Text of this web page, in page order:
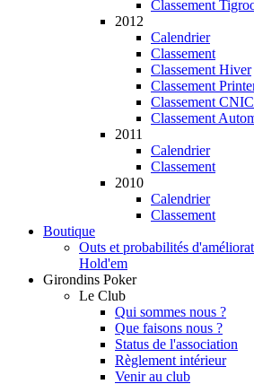
Classement
2012
Calendrier
Classement
Classement Hiver
Classement
Classement
Classement
2011
Calendrier
Classement
2010
Calendrier
Classement
Boutique
Outs et probabilités
Hold'em
Girondins Poker
Le Club
Qui sommes nous ?
Que faisons nous ?
Status de l'association
Règlement intérieur
Venir au club